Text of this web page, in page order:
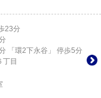
23分
「環2下永谷」 停歩5分
丁目